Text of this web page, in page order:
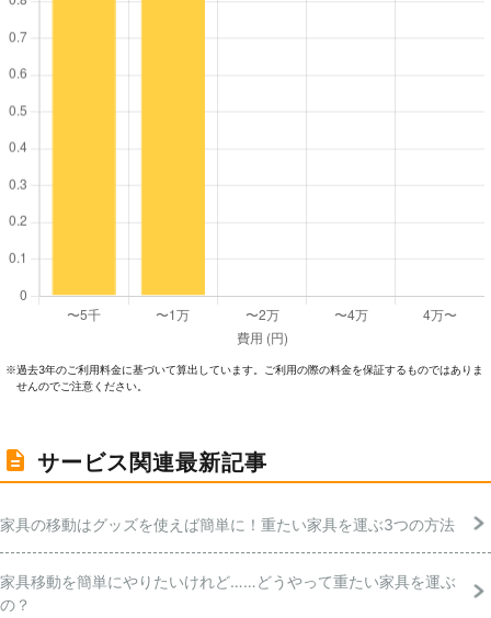
※過去3年のご利⽤料⾦に基づいて算出しています。ご利⽤の際の料⾦を保証するものではありま
せんのでご注意ください。
サービス関連最新記事
家具の移動はグッズを使えば簡単に！重たい家具を運ぶ3つの方法
家具移動を簡単にやりたいけれど……どうやって重たい家具を運ぶ
の？